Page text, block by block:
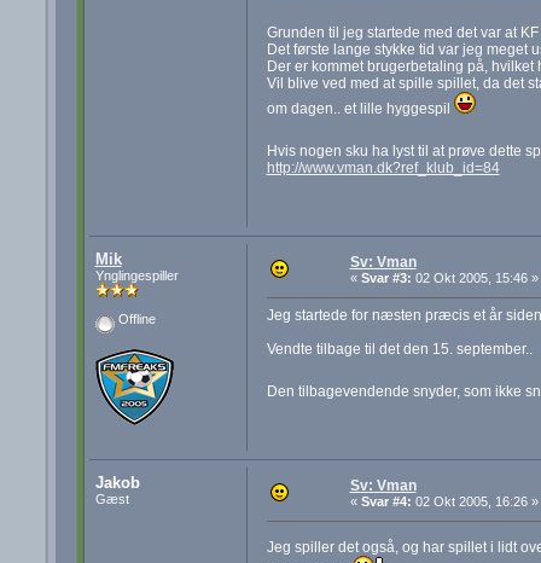
Grunden til jeg startede med det var at
Det første lange stykke tid var jeg meget
Der er kommet brugerbetaling på,
Vil blive ved med at spille spillet, da det
om dagen.. et lille hyggespil
Hvis nogen sku ha lyst til at prøve dette
http://www.vman.dk?ref_klub_id=84
Mik
Ynglingespiller
Offline
Sv: Vman
« Svar #3: 02 Okt 2005, 15:46 »
Jeg startede for næsten præcis et år
Vendte tilbage til det den 15. september..
Den tilbagevendende snyder, som ikke
Jakob
Gæst
Sv: Vman
« Svar #4: 02 Okt 2005, 16:26 »
Jeg spiller det også, og har spillet i lidt